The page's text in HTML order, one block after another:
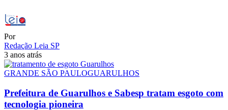
Por
Redação Leia SP
3 anos atrás
GRANDE SÃO PAULOGUARULHOS
Prefeitura de Guarulhos e Sabesp tratam esgoto com
tecnologia pioneira